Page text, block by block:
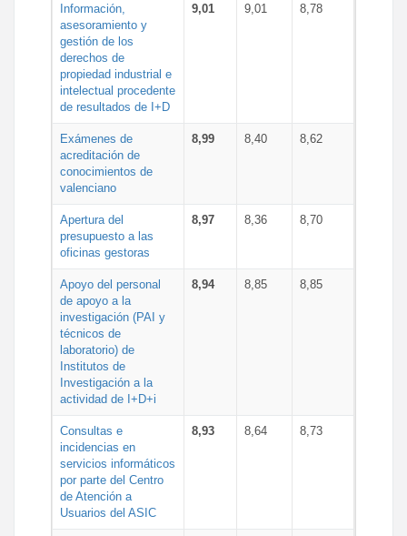
Información,
asesoramiento y
gestión de los
derechos de
propiedad industrial e
intelectual procedente
de resultados de I+D
9,01 9,01 8,78
Exámenes de
acreditación de
conocimientos de
valenciano
8,99 8,40 8,62
Apertura del
presupuesto a las
oficinas gestoras
8,97 8,36 8,70
Apoyo del personal
de apoyo a la
investigación (PAI y
técnicos de
laboratorio) de
Institutos de
Investigación a la
actividad de I+D+i
8,94 8,85 8,85
Consultas e
incidencias en
servicios informáticos
por parte del Centro
de Atención a
Usuarios del ASIC
8,93 8,64 8,73